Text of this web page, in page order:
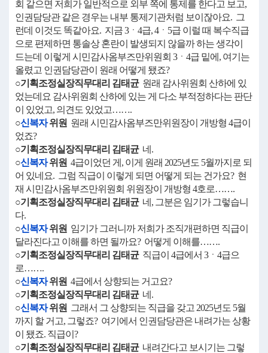
회 같으면 저희가 일반적으로 외부 쪽에 통제를 한다고 보고,
인권담당관 같은 경우는 내부 통제기관처럼 보이잖아요. 그
런데 이것도 똑같아요. 지금 3ㆍ4급, 4ㆍ5급 이럴 때 복수직급
으로 편제하면 통솔상 혼란이 발생되지 않을까 하는 생각이
드는데 이렇게 시민감사옴부즈만위원회 3ㆍ4급 밑에, 여기는
올렸고 인권담당관이 원래 어떻게 됐죠?
○기획조정실장직무대리 김태균원래 감사위원회 산하에 있
었는데요 감사위원회 산하에 있는 게 다소 부적정하다는 판단
이 있었고, 의견도 있었고…….
○신복자위원 원래 시민감사옴부즈만위원장이 개방형 4급이
었죠?
○기획조정실장직무대리 김태균네.
○신복자위원 4급이었던 게, 이게 원래 2025년도 5월까지로 되
어 있네요. 그럼 직급이 이렇게 되면 어떻게 되는 건가요? 현
재 시민감사옴부즈만위원회 위원장이 개방형 4호로…….
○기획조정실장직무대리 김태균네, 그분은 임기가 그렇습니
다.
○신복자위원 임기가 그러니까 저희가 조직개편하면 직급이
달라진다고 이해를 하면 될까요? 어떻게 이해를…….
○기획조정실장직무대리 김태균직급이 4급에서 3ㆍ4급으
로…….
○신복자위원 4급에서 상향되는 거고요?
○기획조정실장직무대리 김태균네.
○신복자위원 그래서 그 상향되는 직급을 갖고 2025년도 5월
까지 할 거고, 그렇죠? 여기에서 인권담당관은 내려가는 상황
이 됐죠. 직급이?
○기획조정실장직무대리 김태균내려간다고 보시기는 그렇